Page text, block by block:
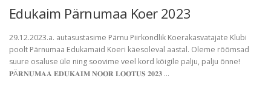
Edukaim Pärnumaa Koer 2023
29.12.2023.a. autasustasime Pärnu Piirkondlik Koerakasvatajate Klubi
poolt Pärnumaa Edukamaid Koeri käesoleval aastal. Oleme rõõmsad
suure osaluse üle ning soovime veel kord kõigile palju, palju õnne!
𝐏Ä𝐑𝐍𝐔𝐌𝐀𝐀 𝐄𝐃𝐔𝐊𝐀𝐈𝐌 𝐍𝐎𝐎𝐑 𝐋𝐎𝐎𝐓𝐔𝐒 𝟐𝟎𝟐𝟑 …